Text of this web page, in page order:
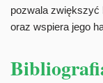
pozwala zwiększyć
oraz wspiera jego